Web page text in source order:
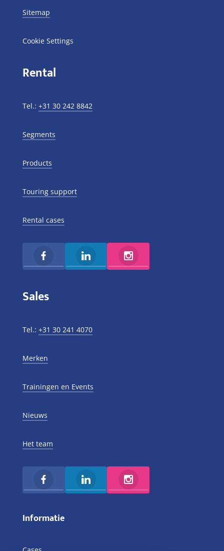
Sitemap
Cookie Settings
Rental
Tel.: +31 30 242 8842
Segments
Products
Touring support
Rental cases
Sales
Tel.: +31 30 241 4070
Merken
Trainingen en Events
Nieuws
Het team
Informatie